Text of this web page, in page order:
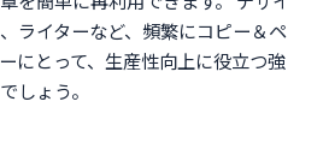
ライターなど、頻繁にコピー＆ペ
にとって、生産性向上に役立つ強
しょう。